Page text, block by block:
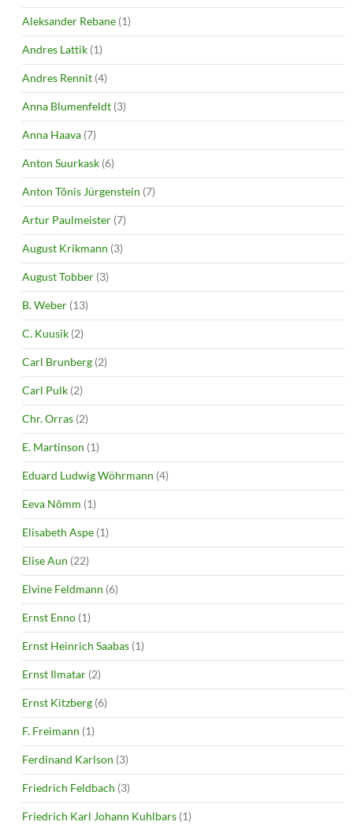
Aleksander Rebane (1)
Andres Lattik (1)
Andres Rennit (4)
Anna Blumenfeldt (3)
Anna Haava (7)
Anton Suurkask (6)
Anton Tõnis Jürgenstein (7)
Artur Paulmeister (7)
August Krikmann (3)
August Tobber (3)
B. Weber (13)
C. Kuusik (2)
Carl Brunberg (2)
Carl Pulk (2)
Chr. Orras (2)
E. Martinson (1)
Eduard Ludwig Wöhrmann (4)
Eeva Nõmm (1)
Elisabeth Aspe (1)
Elise Aun (22)
Elvine Feldmann (6)
Ernst Enno (1)
Ernst Heinrich Saabas (1)
Ernst Ilmatar (2)
Ernst Kitzberg (6)
F. Freimann (1)
Ferdinand Karlson (3)
Friedrich Feldbach (3)
Friedrich Karl Johann Kuhlbars (1)